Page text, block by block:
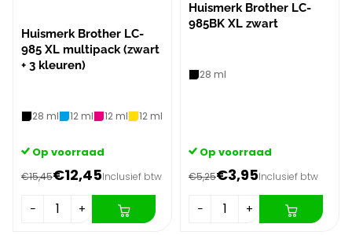
Huismerk Brother LC-
985 XL multipack (zwart
+ 3 kleuren)
28 ml 12 ml 12 ml 12 ml
Op voorraad
€15,45€12,45Inclusief btw
− +
Huismerk Brother LC-
985BK XL zwart
28 ml
Op voorraad
€5,25€3,95Inclusief btw
− +